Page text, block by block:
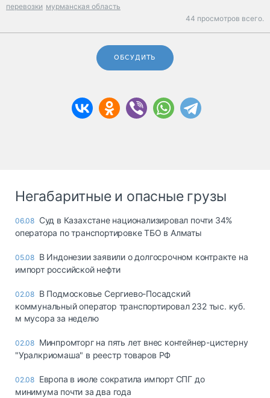
перевозки мурманская область
44 просмотров всего.
ОБСУДИТЬ
Негабаритные и опасные грузы
06.08 Суд в Казахстане национализировал почти 34%
оператора по транспортировке ТБО в Алматы
05.08 В Индонезии заявили о долгосрочном контракте на
импорт российской нефти
02.08 В Подмосковье Сергиево-Посадский
коммунальный оператор транспортировал 232 тыс. куб.
м мусора за неделю
02.08 Минпромторг на пять лет внес контейнер-цистерну
"Уралкриомаша" в реестр товаров РФ
02.08 Европа в июле сократила импорт СПГ до
минимума почти за два года